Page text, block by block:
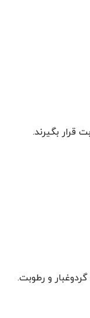
قرار بگیرند.
و رطوبت.